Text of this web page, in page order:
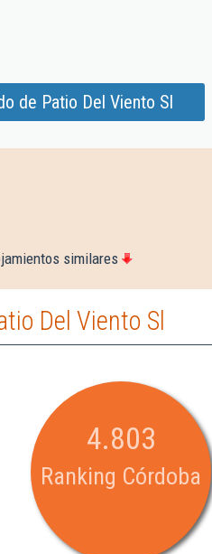
de Patio Del Viento Sl
similares
Del Viento Sl
4.803
Ranking Córdoba